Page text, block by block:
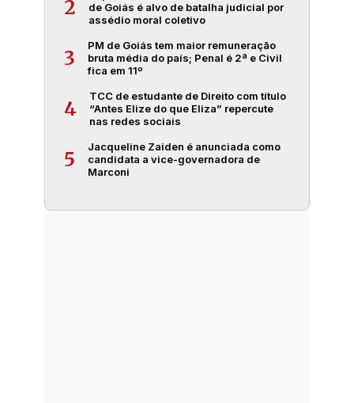
2
de Goiás é alvo de batalha judicial por
assédio moral coletivo
3
PM de Goiás tem maior remuneração
bruta média do país; Penal é 2ª e Civil
fica em 11º
4
TCC de estudante de Direito com título
“Antes Elize do que Eliza” repercute
nas redes sociais
5
Jacqueline Zaiden é anunciada como
candidata a vice-governadora de
Marconi